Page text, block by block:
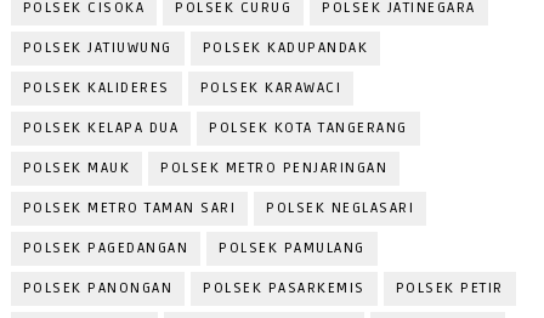
POLSEK CISOKA POLSEK CURUG POLSEK JATINEGARA
POLSEK JATIUWUNG POLSEK KADUPANDAK
POLSEK KALIDERES POLSEK KARAWACI
POLSEK KELAPA DUA POLSEK KOTA TANGERANG
POLSEK MAUK POLSEK METRO PENJARINGAN
POLSEK METRO TAMAN SARI POLSEK NEGLASARI
POLSEK PAGEDANGAN POLSEK PAMULANG
POLSEK PANONGAN POLSEK PASARKEMIS POLSEK PETIR